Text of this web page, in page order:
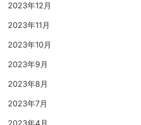
2023年12月
2023年11月
2023年10月
2023年9月
2023年8月
2023年7月
2023年4月